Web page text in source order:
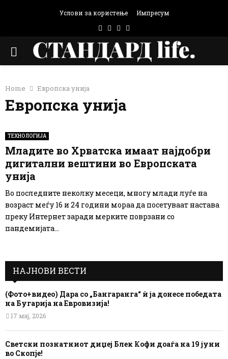
Услови за користење Импресум
Facebook
Instagram
Email
PRIMARY
Home Европска унија
Европска унија
ТЕХНОЛОГИЈА
Младите во Хрватска имаат најдобри
дигитални вештини во Европската
унија
Во последните неколку месеци, многу млади луѓе на
возраст меѓу 16 и 24 години мораа да посетуваат настава
преку Интернет заради мерките поврзани со
пандемијата...
НАЈНОВИ ВЕСТИ
(Фото+видео) Дара со „Бангаранга“ ѝ ја донесе победата
на Бугарија на Евровизија!
17 мај, 2026
Светски познатниот диџеј Блек Кофи доаѓа на 19 јуни
во Скопје!